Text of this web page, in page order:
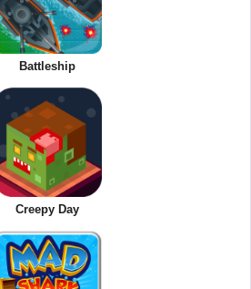
Battleship
Creepy Day